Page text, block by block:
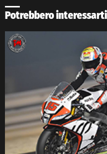
Potrebbero interessarti